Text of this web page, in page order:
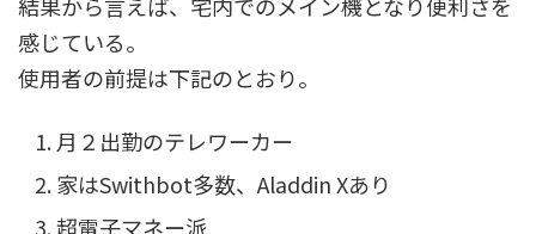
感じている。
使用者の前提は下記のとおり。
月２出勤のテレワーカー
家はSwithbot多数、Aladdin Xあり
超電子マネー派